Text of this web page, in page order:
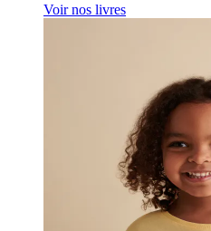
Voir nos livres